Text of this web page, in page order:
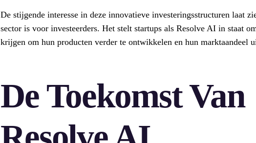
De stijgende interesse in deze innovatieve investeringsstructuren laat
sector is voor investeerders. Het stelt startups als Resolve AI in staat
krijgen om hun producten verder te ontwikkelen en hun marktaandeel
De Toekomst Van